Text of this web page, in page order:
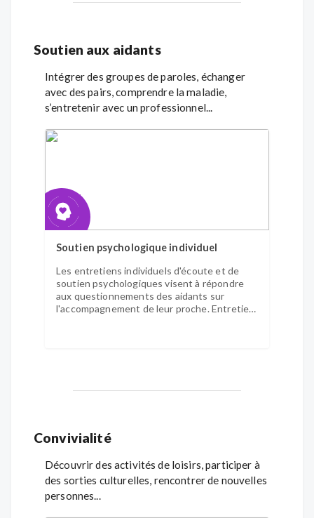
Soutien aux aidants
Intégrer des groupes de paroles, échanger
avec des pairs, comprendre la maladie,
s’entretenir avec un professionnel...
Soutien psychologique individuel
Les entretiens individuels d'écoute et de
soutien psychologiques visent à répondre
aux questionnements des aidants sur
l'accompagnement de leur proche. Entretien
Convivialité
Découvrir des activités de loisirs, participer à
des sorties culturelles, rencontrer de nouvelles
personnes...